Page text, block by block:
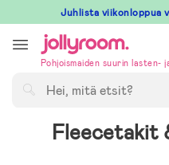
till
innehållet
Juhlista viikonloppua
Pohjoismaiden suurin lasten-
Fleecetakit